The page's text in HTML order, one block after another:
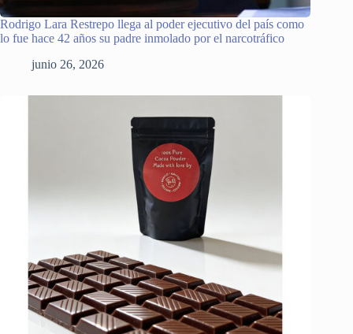
Rodrigo Lara Restrepo llega al poder ejecutivo del país como
lo fue hace 42 años su padre inmolado por el narcotráfico
junio 26, 2026